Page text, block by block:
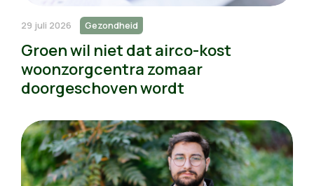
29 juli 2026 Gezondheid
Groen wil niet dat airco-kost
woonzorgcentra zomaar
doorgeschoven wordt